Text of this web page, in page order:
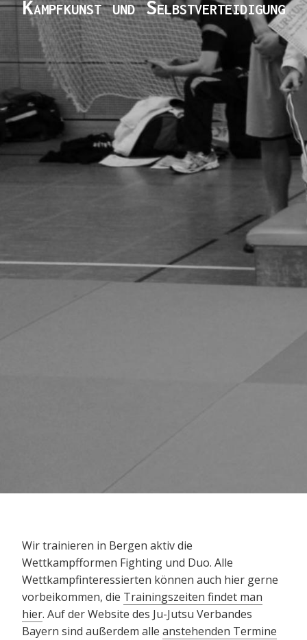
Kampfkunst und Selbstverteidigung
Wir trainieren in Bergen aktiv die
Wettkampfformen Fighting und Duo. Alle
Wettkampfinteressierten können auch hier gerne
vorbeikommen, die Trainingszeiten findet man
hier. Auf der Website des Ju-Jutsu Verbandes
Bayern sind außerdem alle anstehenden Termine